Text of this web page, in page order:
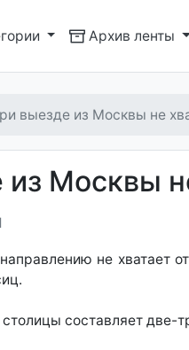
Архив ленты
выезде из Москвы не
Москвы
не хватает
составляет две-